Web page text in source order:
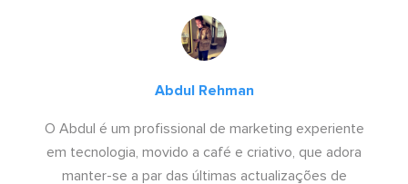
Abdul Rehman
O Abdul é um profissional de marketing experiente
em tecnologia, movido a café e criativo, que adora
manter-se a par das últimas actualizações de